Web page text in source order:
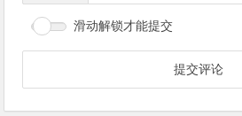
滑动解锁才能提交